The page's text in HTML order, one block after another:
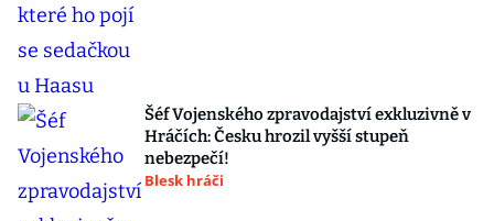
Šéf Vojenského zpravodajství exkluzivně v
Hráčích: Česku hrozil vyšší stupeň
nebezpečí!
Blesk hráči